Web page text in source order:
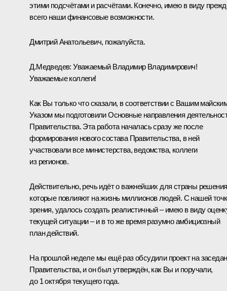
этими подсчётами и расчётами. Конечно, имею в виду
всего наши финансовые возможности.
Дмитрий Анатольевич, пожалуйста.
Д.Медведев: Уважаемый Владимир Владимирович!
Уважаемые коллеги!
Как Вы только что сказали, в соответствии с Вашим
Указом мы подготовили Основные направления
Правительства. Эта работа началась сразу же после
формирования нового состава Правительства, в ней
участвовали все министерства, ведомства, коллеги
из регионов.
Действительно, речь идёт о важнейших для страны
которые повлияют на жизнь миллионов людей. С нашей
зрения, удалось создать реалистичный – имею в виду
текущей ситуации – и в то же время разумно амбициозный
план действий.
На прошлой неделе мы ещё раз обсудили проект на
Правительства, и он был утверждён, как Вы и поручали,
до 1 октября текущего года.